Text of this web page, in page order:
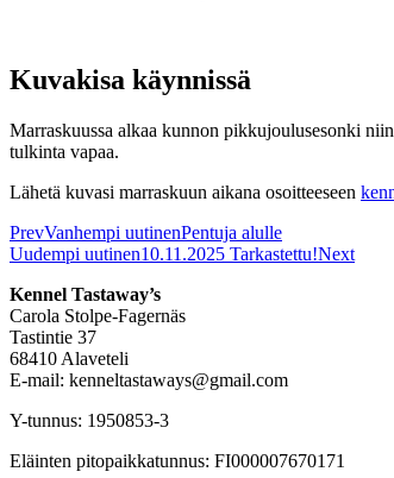
Kuvakisa käynnissä
Marraskuussa alkaa kunnon pikkujoulusesonki
tulkinta vapaa.
Lähetä kuvasi marraskuun aikana osoitteeseen
PrevVanhempi uutinenPentuja alulle
Uudempi uutinen10.11.2025 Tarkastettu!Next
Kennel Tastaway’s
Carola Stolpe-Fagernäs
Tastintie 37
68410 Alaveteli
E-mail: kenneltastaways@gmail.com
Y-tunnus: 1950853-3
Eläinten pitopaikkatunnus: FI000007670171